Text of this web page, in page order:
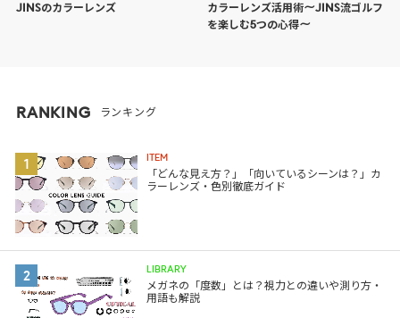
JINSのカラーレンズ
カラーレンズ活用術〜JINS流ゴルフ
を楽しむ5つの心得〜
RANKING ランキング
1
ITEM
「どんな見え方？」「向いているシーンは？」カ
ラーレンズ・色別徹底ガイド
2
LIBRARY
メガネの「度数」とは？視力との違いや測り方・
用語も解説